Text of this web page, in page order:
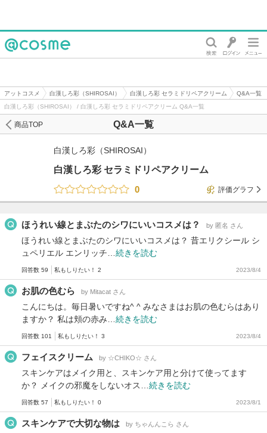
アットコスメ 白漢しろ彩（SHIROSAI） 白漢しろ彩 セラミドリペアクリーム
Q&A一覧
白漢しろ彩（SHIROSAI） / 白漢しろ彩 セラミドリペアクリーム Q&A一覧
Q&A一覧
商品TOP
白漢しろ彩（SHIROSAI）
白漢しろ彩 セラミドリペアクリーム
0
評価グラフ
ほうれい線とまぶたのシワにいいコスメは？ by 匿名 さん
ほうれい線とまぶたのシワにいいコスメは？ 昔エリクシール シ
ュペリエル エンリッチ… 続きを読む
回答数 59 私もしりたい！ 2 2023/8/4
お肌の色むら by Mitacat さん
こんにちは。毎日暑いですね^ ^ みなさまはお肌の色むらはあり
ますか？ 私は頬の赤み… 続きを読む
回答数 101 私もしりたい！ 3 2023/8/4
フェイスクリーム by ☆CHIKO☆ さん
スキンケアはメイク用と、スキンケア用と分けて使ってます
か？ メイクの邪魔をしないオス… 続きを読む
回答数 57 私もしりたい！ 0 2023/8/1
スキンケアで大切な物は by ちゃんんこら さん